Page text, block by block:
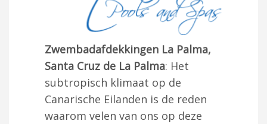
Zwembadafdekkingen La Palma,
Santa Cruz de La Palma: Het
subtropisch klimaat op de
Canarische Eilanden is de reden
waarom velen van ons op deze